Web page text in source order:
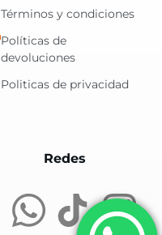
RedesCentral Shop es
Términos y condiciones
Políticas de
devoluciones
Politicas de privacidad